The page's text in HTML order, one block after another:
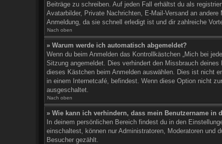
Beiträge zu schreiben. Auf jeden Fall erhältst du als
Avatarbilder, Private Nachrichten, E-Mail-Versand an
Anmeldung, da sie schnell erledigt ist und dir zahlreiche
Nach oben
» Warum werde ich automatisch abgemeldet?
Wenn du beim Anmelden das Kontrollkästchen „Mich bei
Sitzung angemeldet. Dies verhindert den Missbrauch
dieses Kästchen beim Anmelden auswählen. Dies ist nicht
in einem Internetcafé, befindest. Wenn diese Option nicht
ausgeschaltet.
Nach oben
» Wie kann ich verhindern, dass mein Benutzername in
In deinem persönlichen Bereich findest du in den
einschaltest, können nur Administratoren, Moderatoren und
Besucher gezählt.